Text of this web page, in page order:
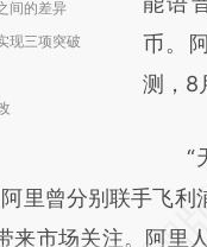
间的差异
现三项突破
币。
测，8
“天
里曾分别联手飞
来市场关注。阿里